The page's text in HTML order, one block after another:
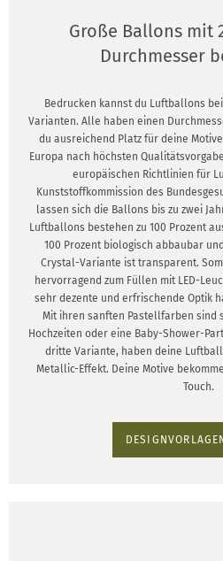
Große Ballons mit
Durchmesser
Bedrucken kannst du Luftballons
Varianten. Alle haben einen
du ausreichend Platz für deine
Europa nach höchsten
europäischen Richtlinien für
Kunststoffkommission des
lassen sich die Ballons bis zu zwei
Luftballons bestehen zu 100 Prozent
100 Prozent biologisch abbaubar
Crystal-Variante ist transparent.
hervorragend zum Füllen mit LED-
sehr dezente und erfrischende Optik
Mit ihren sanften Pastellfarben sind
Hochzeiten oder eine Baby-Shower-
dritte Variante, haben deine
Metallic-Effekt. Deine Motive
Touch.